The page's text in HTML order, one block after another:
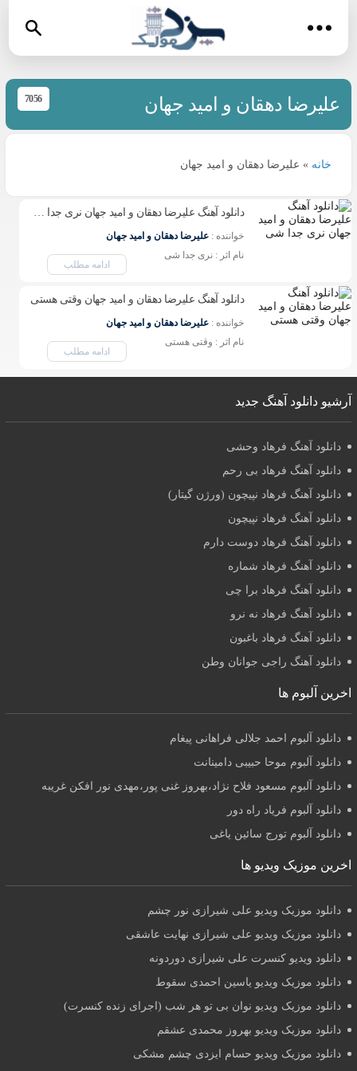
علیرضا دهقان و امید جهان 7056
خانه » علیرضا دهقان و امید جهان
دانلود آهنگ علیرضا دهقان و امید جهان نری جدا شی
خواننده : علیرضا دهقان و امید جهان
نام اثر : نری جدا شی
ادامه مطلب
دانلود آهنگ علیرضا دهقان و امید جهان وقتی هستی
خواننده : علیرضا دهقان و امید جهان
نام اثر : وقتی هستی
ادامه مطلب
آرشیو دانلود آهنگ جدید
دانلود آهنگ فرهاد وحشی
دانلود آهنگ فرهاد بی رحم
دانلود آهنگ فرهاد نپیچون (ورژن گیتار)
دانلود آهنگ فرهاد نپیچون
دانلود آهنگ فرهاد دوست دارم
دانلود آهنگ فرهاد شماره
دانلود آهنگ فرهاد برا چی
دانلود آهنگ فرهاد نه نرو
دانلود آهنگ فرهاد باغبون
دانلود آهنگ راجی جوانان وطن
اخرین آلبوم ها
دانلود آلبوم احمد جلالی فراهانی پیغام
دانلود آلبوم موحا حبیبی دامینانت
دانلود آلبوم مسعود فلاح نژاد،بهروز غنی پور،مهدی نور افکن غریبه
دانلود آلبوم فریاد راه دور
دانلود آلبوم تورج سائین یاغی
اخرین موزیک ویدیو ها
دانلود موزیک ویدیو علی شیرازی نور چشم
دانلود موزیک ویدیو علی شیرازی نهایت عاشقی
دانلود ویدیو کنسرت علی شیرازی دوردونه
دانلود موزیک ویدیو یاسین احمدی سقوط
دانلود موزیک ویدیو نوان بی تو هر شب (اجرای زنده کنسرت)
دانلود موزیک ویدیو بهروز محمدی عشقم
دانلود موزیک ویدیو حسام ایزدی چشم مشکی